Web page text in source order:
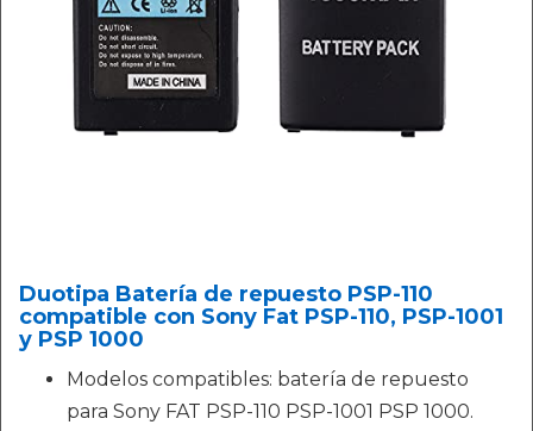
Duotipa Batería de repuesto PSP-110
compatible con Sony Fat PSP-110, PSP-1001
y PSP 1000
Modelos compatibles: batería de repuesto
para Sony FAT PSP-110 PSP-1001 PSP 1000.